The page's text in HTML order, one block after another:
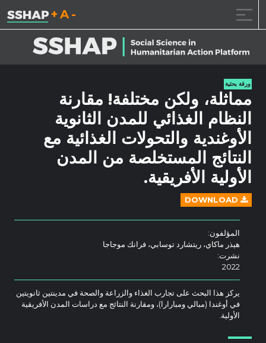
تقليل حجم الخط.
إعادة ضبط حجم
زيادة حجم
ورقة بحثية
مماثلة، ولكن مختلفة! مقارنة
النظام الغذائي للمدن الثانوية
الأوغندية والتحولات الغذائية مع
النتائج المستخلصة من المدن
الأولية الأفريقية.
DOWNLOAD
المؤلفون:
هيذر ماكاي، ريتشارد توسابي، فرانك موجاجا
نشرت:
2022
يركز هذا البحث على تجارب الغذاء والزراعة والصحة في مدينتين ثانويتين
في أوغندا (مبالي ومبارارا)، ومقارنة النتائج مع دراسات المدن الأفريقية
الأولية.